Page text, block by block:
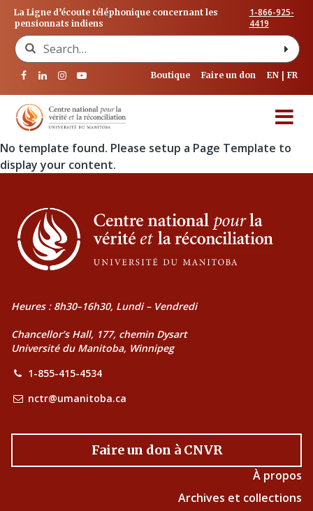
La Ligne d’écoute téléphonique concernant les
pensionnats indiens
1-866-925-
4419
Search for:
Boutique Faire un don EN FR
No template found. Please setup a Page Template to
display your content.
Heures : 8h30–16h30, Lundi – Vendredi
Chancellor’s Hall, 177, chemin Dysart
Université du Manitoba, Winnipeg
1-855-415-4534
nctr@umanitoba.ca
Faire un don à CNVR
À propos
Archives et collections